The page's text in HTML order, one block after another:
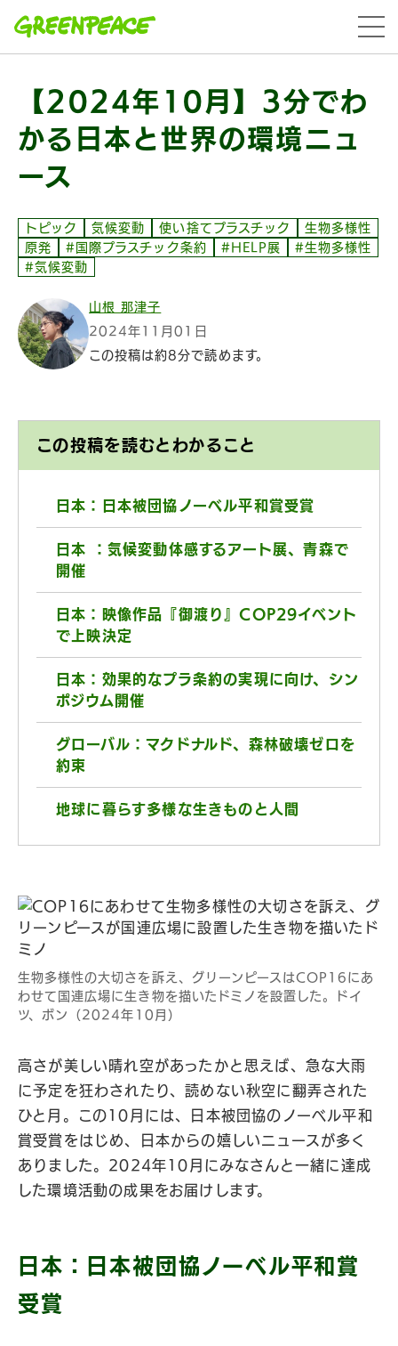
menu
【2024年10月】3分でわ
かる日本と世界の環境ニュ
ース
トピック 気候変動 使い捨てプラスチック
生物多様性
原発
#国際プラスチック条約 #HELP展
#生物多様性
#気候変動
山根 那津子
2024年11月01日
この投稿は約8分で読めます。
この投稿を読むとわかること
日本：日本被団協ノーベル平和賞受賞
日本 ：気候変動体感するアート展、青森で
開催
日本：映像作品『御渡り』COP29イベント
で上映決定
日本：効果的なプラ条約の実現に向け、シン
ポジウム開催
グローバル：マクドナルド、森林破壊ゼロを
約束
地球に暮らす多様な生きものと人間
生物多様性の大切さを訴え、グリーンピースはCOP16にあ
わせて国連広場に生き物を描いたドミノを設置した。ドイ
ツ、ボン（2024年10月）
高さが美しい晴れ空があったかと思えば、急な大雨
に予定を狂わされたり、読めない秋空に翻弄された
ひと月。この10月には、日本被団協のノーベル平和
賞受賞をはじめ、日本からの嬉しいニュースが多く
ありました。2024年10月にみなさんと一緒に達成
した環境活動の成果をお届けします。
日本：日本被団協ノーベル平和賞
受賞